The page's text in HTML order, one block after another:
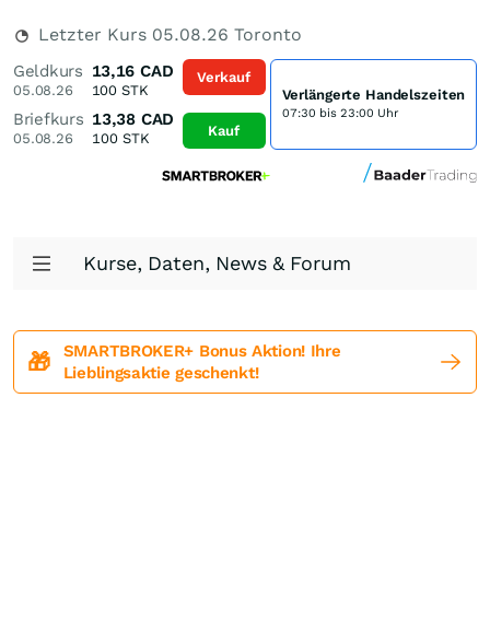
Letzter Kurs 05.08.26 Toronto
Geldkurs
05.08.26
13,16 CAD
100 STK
Briefkurs
05.08.26
13,38 CAD
100STK
Verkauf
Kauf
Verlängerte Handelszeiten
07:30 bis 23:00 Uhr
Kurse, Daten, News & Forum
🎁
SMARTBROKER+ Bonus Aktion! Ihre
Lieblingsaktie geschenkt!